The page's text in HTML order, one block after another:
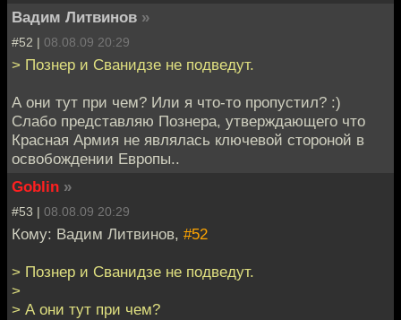
Вадим Литвинов »
#52 | 08.08.09 20:29
> Познер и Сванидзе не подведут.
А они тут при чем? Или я что-то пропустил? :)
Слабо представляю Познера, утверждающего что
Красная Армия не являлась ключевой стороной в
освобождении Европы..
Goblin »
#53 | 08.08.09 20:29
Кому: Вадим Литвинов, #52
> Познер и Сванидзе не подведут.
>
> А они тут при чем?